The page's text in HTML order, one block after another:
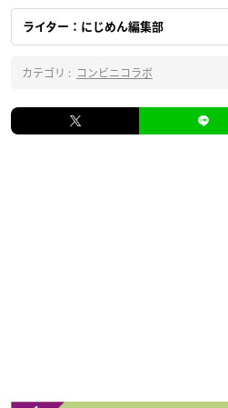
ライター：にじめん編集部
カテゴリ : コンビニコラボ